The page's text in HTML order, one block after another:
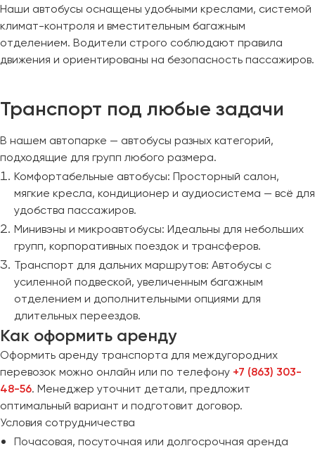
Наши автобусы оснащены удобными креслами, системой
климат-контроля и вместительным багажным
отделением. Водители строго соблюдают правила
движения и ориентированы на безопасность пассажиров.
Транспорт под любые задачи
В нашем автопарке — автобусы разных категорий,
подходящие для групп любого размера.
Комфортабельные автобусы: Просторный салон,
мягкие кресла, кондиционер и аудиосистема — всё для
удобства пассажиров.
Минивэны и микроавтобусы: Идеальны для небольших
групп, корпоративных поездок и трансферов.
Транспорт для дальних маршрутов: Автобусы с
усиленной подвеской, увеличенным багажным
отделением и дополнительными опциями для
длительных переездов.
Как оформить аренду
Оформить аренду транспорта для междугородних
перевозок можно онлайн или по телефону +7 (863) 303-
48-56. Менеджер уточнит детали, предложит
оптимальный вариант и подготовит договор.
Условия сотрудничества
Почасовая, посуточная или долгосрочная аренда